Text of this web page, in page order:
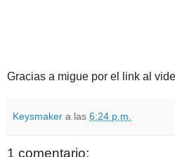
Gracias a migue por el link al
Keysmaker a las 6:24 p.m.
1 comentario: